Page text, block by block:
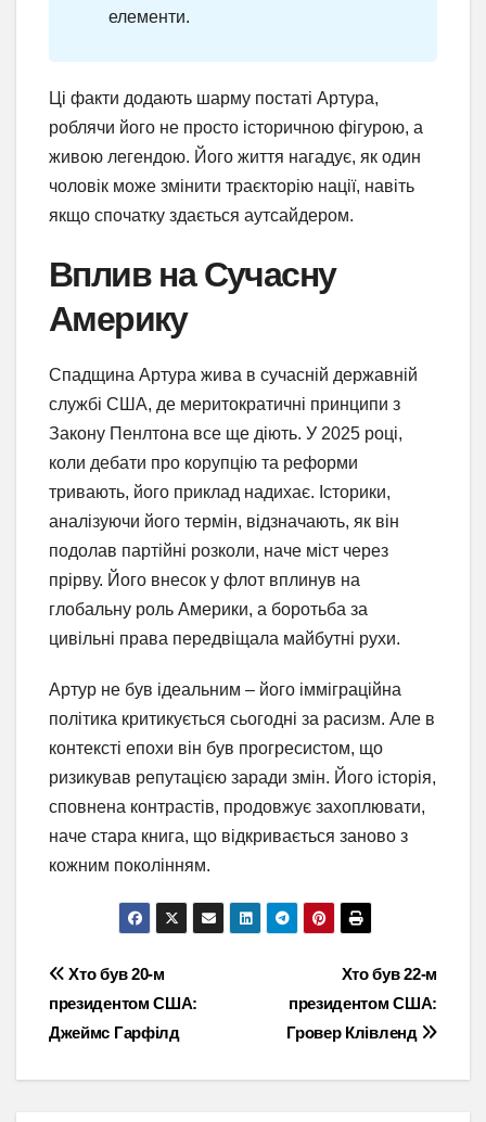
елементи.
Ці факти додають шарму постаті Артура,
роблячи його не просто історичною фігурою, а
живою легендою. Його життя нагадує, як один
чоловік може змінити траєкторію нації, навіть
якщо спочатку здається аутсайдером.
Вплив на Сучасну
Америку
Спадщина Артура жива в сучасній державній
службі США, де меритократичні принципи з
Закону Пенлтона все ще діють. У 2025 році,
коли дебати про корупцію та реформи
тривають, його приклад надихає. Історики,
аналізуючи його термін, відзначають, як він
подолав партійні розколи, наче міст через
прірву. Його внесок у флот вплинув на
глобальну роль Америки, а боротьба за
цивільні права передвіщала майбутні рухи.
Артур не був ідеальним – його імміграційна
політика критикується сьогодні за расизм. Але в
контексті епохи він був прогресистом, що
ризикував репутацією заради змін. Його історія,
сповнена контрастів, продовжує захоплювати,
наче стара книга, що відкривається заново з
кожним поколінням.
Навігація
записів
Хто був 22-м
президентом США:
Гровер Клівленд
Хто був 20-м
президентом США:
Джеймс Гарфілд